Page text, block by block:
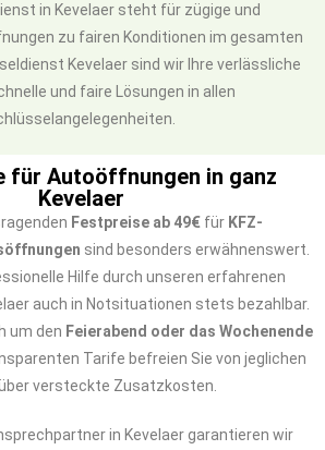
in Kevelaer steht für zügige und
zu fairen Konditionen im gesamten
Kevelaer sind wir Ihre verlässliche
und faire Lösungen in allen
für Autoöffnungen in ganz
Kevelaer
Festpreise ab 49€ für KFZ-
sind besonders erwähnenswert.
Hilfe durch unseren erfahrenen
auch in Notsituationen stets bezahlbar.
um den Feierabend oder das Wochenende
Tarife befreien Sie von jeglichen
versteckte Zusatzkosten.
in Kevelaer garantieren wir